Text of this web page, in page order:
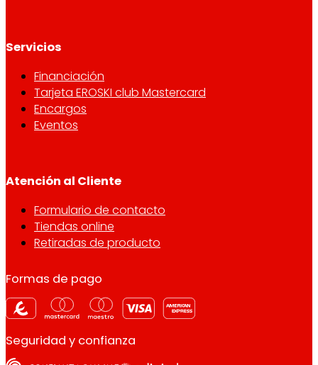
Servicios
Financiación
Tarjeta EROSKI club Mastercard
Encargos
Eventos
Atención al Cliente
Formulario de contacto
Tiendas online
Retiradas de producto
Formas de pago
Seguridad y confianza